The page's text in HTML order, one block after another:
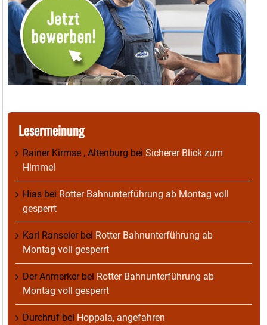
Lesermeinung
Rainer Kirmse , Altenburg bei Sicherer Blick zum
Himmel
Hias bei Rotter Bahnunterführung ab Montag voll
gesperrt
Karl Ranseierbei Rotter Bahnunterführung ab
Montag voll gesperrt
Der Anmerkerbei Rotter Bahnunterführung ab
Montag voll gesperrt
Durchruf bei Hoppala, angefahren